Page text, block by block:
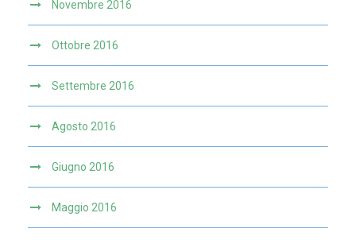
Novembre 2016
Ottobre 2016
Settembre 2016
Agosto 2016
Giugno 2016
Maggio 2016